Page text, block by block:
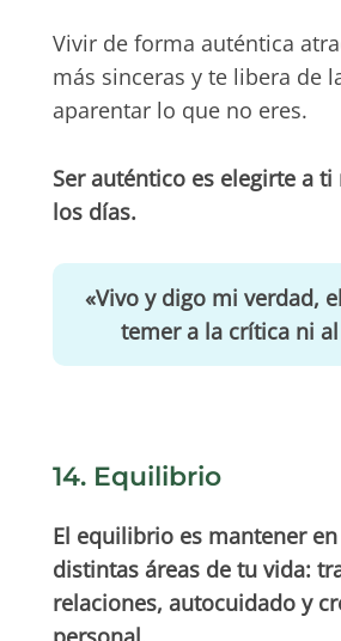
Vivir de forma auténtica
más sinceras y te libera de
aparentar lo que no eres.
Ser auténtico es elegirte a
los días.
«Vivo y digo mi verdad,
temer a la crítica ni
14. Equilibrio
El equilibrio es mantener
distintas áreas de tu vida:
relaciones, autocuidado y